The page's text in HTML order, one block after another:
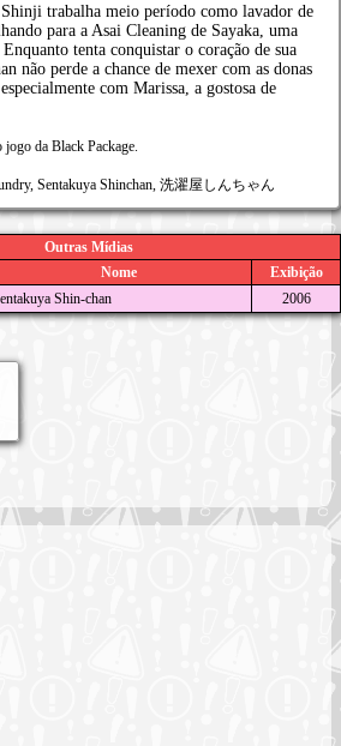
trabalha meio período como lavador de
para a Asai Cleaning de Sayaka, uma
tenta conquistar o coração de sua
não perde a chance de mexer com as donas
com Marissa, a gostosa de
jogo da Black Package.
Sentakuya Shinchan, 洗濯屋しんちゃん
Outras Mídias
Nome
Exibição
Shin-chan 2006